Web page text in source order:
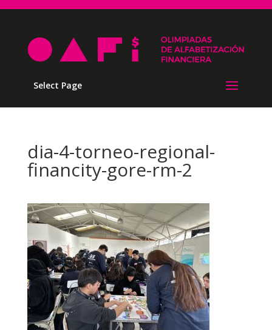
Select Page
dia-4-torneo-regional-
financity-gore-rm-2